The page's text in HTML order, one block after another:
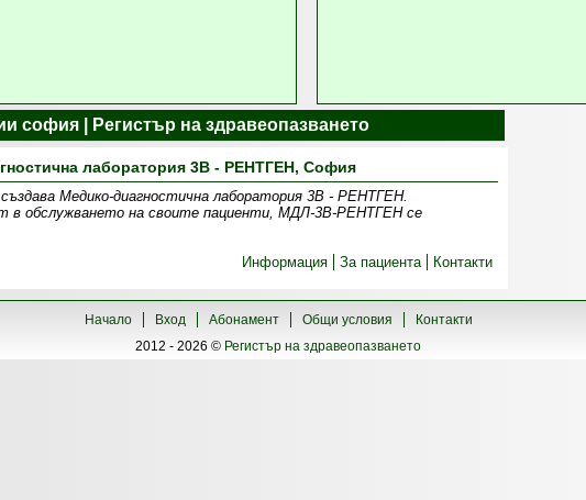
софия | Регистър на здравеопазването
лаборатория 3В - РЕНТГЕН, София
Медико-диагностична лаборатория 3В - РЕНТГЕН.
в обслужването на своите пациенти, МДЛ-3В-РЕНТГЕН се
Информация
За пациента Контакти
Начало Вход Абонамент Общи условия
Контакти
2012 - 2026 © Регистър на здравеопазването